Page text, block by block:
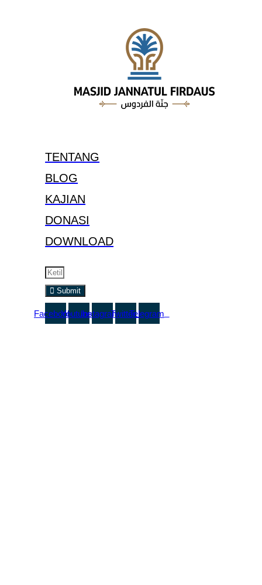
TENTANG
BLOG
KAJIAN
DONASI
DOWNLOAD
Ikuti update informasi menarik dari kami.
Submit
FacebookYoutubeInstagramTwitterTelegram